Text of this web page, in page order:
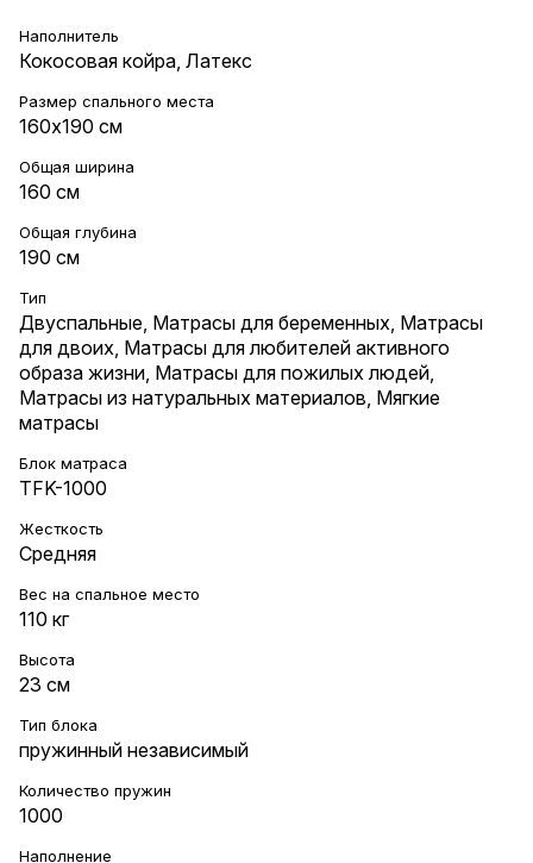
Наполнитель
Кокосовая койра, Латекс
Размер спального места
160х190 см
Общая ширина
160 см
Общая глубина
190 см
Тип
Двуспальные Матрасы для беременных Матрасы
для двоих Матрасы для любителей активного
образа жизни Матрасы для пожилых людей
Матрасы из натуральных материалов Мягкие
матрасы
Блок матраса
TFK-1000
Жесткость
Средняя
Вес на cпальное место
110 кг
Высота
23 см
Тип блока
пружинный независимый
Количество пружин
1000
Наполнение